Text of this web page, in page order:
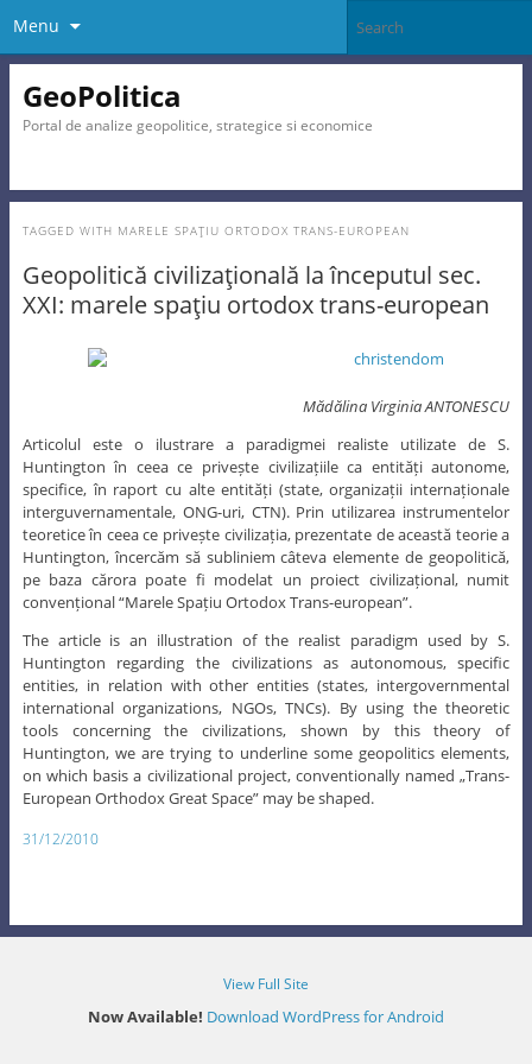
Menu
GeoPolitica
Portal de analize geopolitice, strategice si economice
TAGGED WITH MARELE SPAŢIU ORTODOX TRANS-EUROPEAN
Geopolitică civilizaţională la începutul sec.
XXI: marele spaţiu ortodox trans-european
Mădălina Virginia ANTONESCU
Articolul este o ilustrare a paradigmei realiste utilizate de S.
Huntington în ceea ce privește civilizațiile ca entități autonome,
specifice, în raport cu alte entități (state, organizații internaționale
interguvernamentale, ONG-uri, CTN). Prin utilizarea instrumentelor
teoretice în ceea ce privește civilizația, prezentate de această teorie a
Huntington, încercăm să subliniem câteva elemente de geopolitică,
pe baza cărora poate fi modelat un proiect civilizațional, numit
convențional “Marele Spațiu Ortodox Trans-european”.
The article is an illustration of the realist paradigm used by S.
Huntington regarding the civilizations as autonomous, specific
entities, in relation with other entities (states, intergovernmental
international organizations, NGOs, TNCs). By using the theoretic
tools concerning the civilizations, shown by this theory of
Huntington, we are trying to underline some geopolitics elements,
on which basis a civilizational project, conventionally named „Trans-
European Orthodox Great Space” may be shaped.
31/12/2010
View Full Site
Now Available! Download WordPress for Android